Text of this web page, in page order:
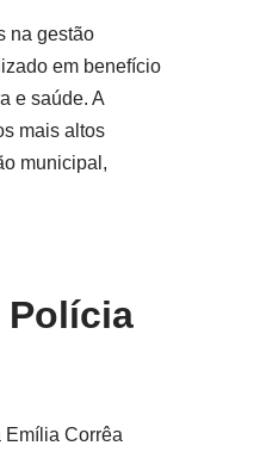
na gestão
em benefício
e saúde. A
mais altos
municipal,
Polícia
Emília Corrêa